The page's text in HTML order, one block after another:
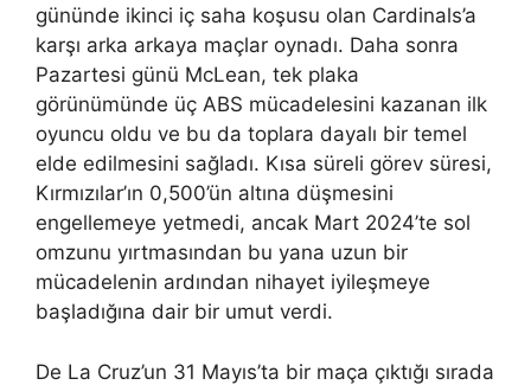
gününde ikinci iç saha koşusu olan Cardinals’a
karşı arka arkaya maçlar oynadı. Daha sonra
Pazartesi günü McLean, tek plaka
görünümünde üç ABS mücadelesini kazanan ilk
oyuncu oldu ve bu da toplara dayalı bir temel
elde edilmesini sağladı. Kısa süreli görev süresi,
Kırmızılar’ın 0,500’ün altına düşmesini
engellemeye yetmedi, ancak Mart 2024’te sol
omzunu yırtmasından bu yana uzun bir
mücadelenin ardından nihayet iyileşmeye
başladığına dair bir umut verdi.
De La Cruz’un 31 Mayıs’ta bir maça çıktığı sırada